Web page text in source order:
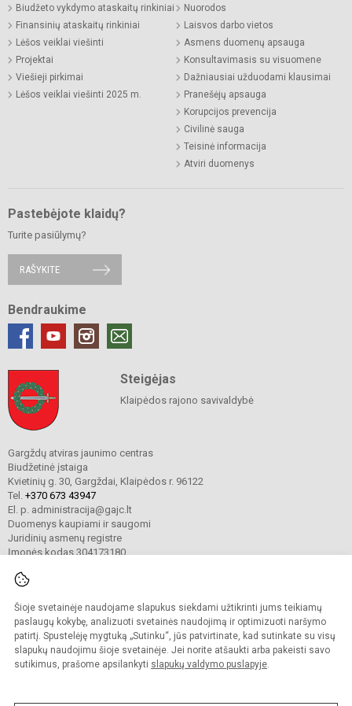
Šioje svetainėje naudojame slapukus siekdami užtikrinti jums teikiamų
paslaugų kokybę, analizuoti svetainės naudojimą ir optimizuoti naršymo
patirtį. Spustelėję mygtuką „Sutinku“, jūs patvirtinate, kad sutinkate su visų
slapukų naudojimu šioje svetainėje. Jei norite atšaukti arba pakeisti savo
sutikimus, prašome apsilankyti slapukų valdymo puslapyje.
Biudžeto vykdymo ataskaitų rinkiniai
Finansinių ataskaitų rinkiniai
Lėšos veiklai viešinti
Projektai
Viešieji pirkimai
Lėšos veiklai viešinti 2025 m.
Nuorodos
Laisvos darbo vietos
Asmens duomenų apsauga
Konsultavimasis su visuomene
Dažniausiai užduodami klausimai
Pranešėjų apsauga
Korupcijos prevencija
Civilinė sauga
Teisinė informacija
Atviri duomenys
Pastebėjote klaidų?
Turite pasiūlymų?
RAŠYKITE
Bendraukime
Steigėjas
Klaipėdos rajono savivaldybė
Gargždų atviras jaunimo centras
Biudžetinė įstaiga
Kvietinių g. 30, Gargždai, Klaipėdos r. 96122
Tel. +370 673 43947
El. p. administracija@gajc.lt
Duomenys kaupiami ir saugomi
Juridinių asmenų registre
Įmonės kodas 304173180
© 2024. Gargždų atviras jaunimo centras. Visos teisės saugomos.
Kopijuoti turinį be raštiško įstaigos administracijos sutikimo griežtai draudžiama.
Prieinamumo paraiška Slapukų valdymas
Sumanus būdas atnaujinti